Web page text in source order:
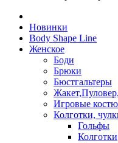
Новинки
Body Shape Line
Женское
Боди
Брюки
Бюстгальтеры
Игровые
Колготки,
Гольфы
Колготки